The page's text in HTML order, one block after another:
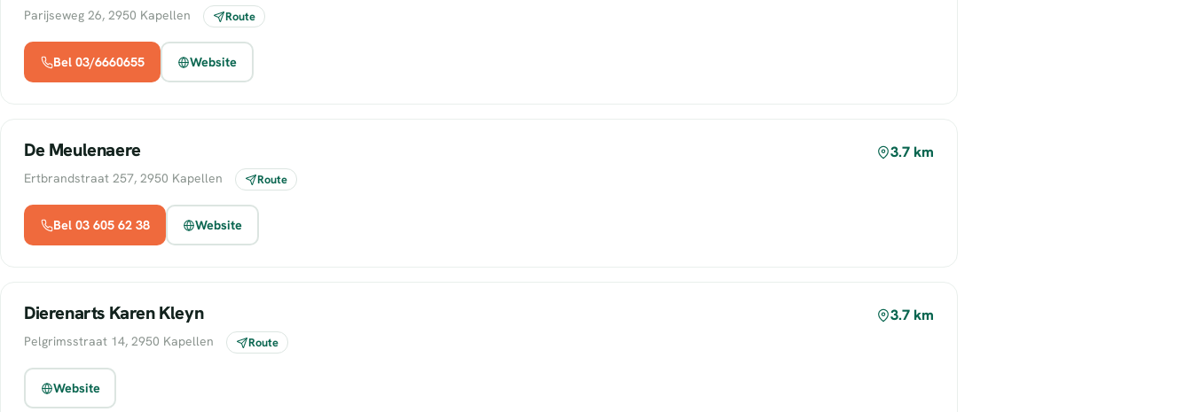
Parijseweg 26, 2950 Kapellen Route
Bel 03/6660655 Website
De Meulenaere 3.7 km
Ertbrandstraat 257, 2950 Kapellen Route
Bel 03 605 62 38 Website
Dierenarts Karen Kleyn 3.7 km
Pelgrimsstraat 14, 2950 Kapellen Route
Website